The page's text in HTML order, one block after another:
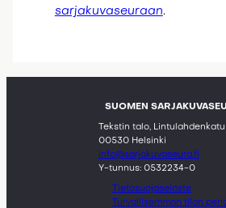
sarjakuvaseuraan.
SUOMEN
Tekstin talo, Lintulahdenkatu
00530 Helsinki
info@sarjakuvaseura.fi
Y-tunnus: 0532234-0
Tietosuojaseloste
Turvallisemman tilan